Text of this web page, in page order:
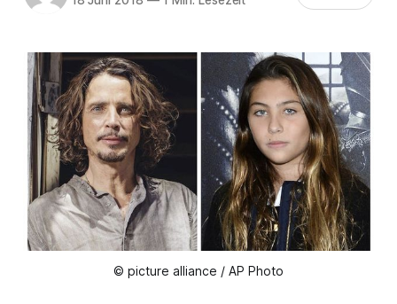
© picture alliance / AP Photo